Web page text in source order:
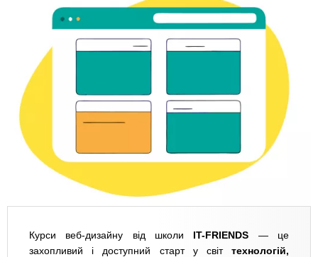
Курси веб-дизайну від школи IT-FRIENDS — це
захопливий і доступний старт у світ технологій,